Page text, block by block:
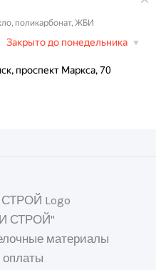
СТРОЙ"
материалы